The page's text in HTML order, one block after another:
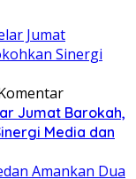
Jumat Barokah,
Media dan